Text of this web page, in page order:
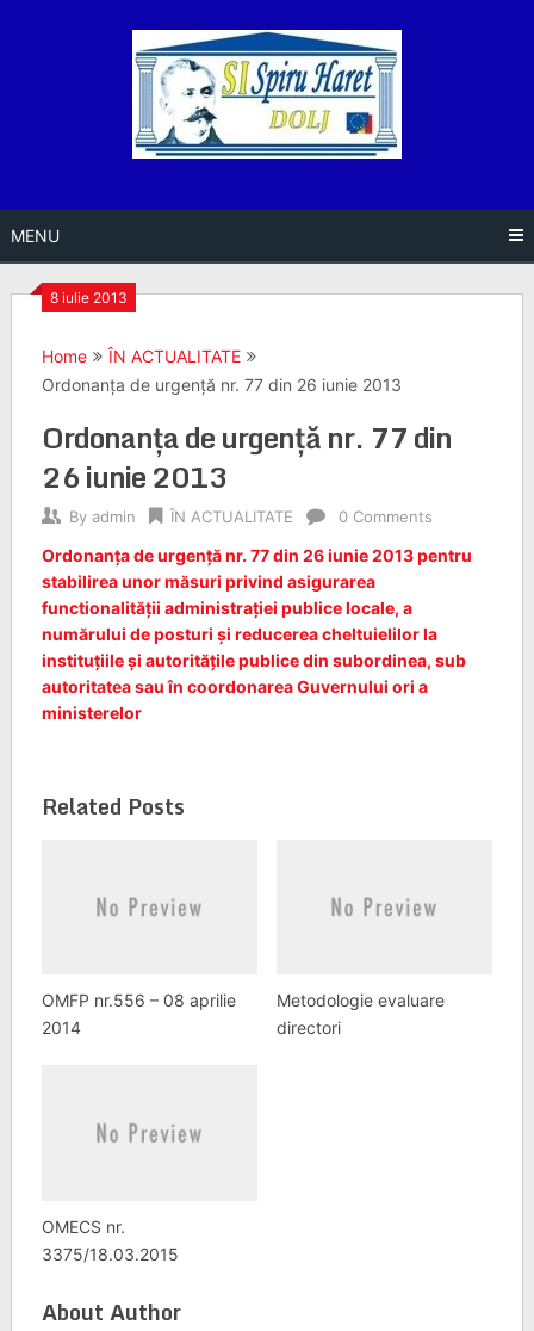
MENU
8 iulie 2013
Home
ÎN ACTUALITATE
Ordonanța de urgență nr. 77 din 26 iunie 2013
Ordonanța de urgență nr. 77 din
26 iunie 2013
By admin ÎN ACTUALITATE 0 Comments
Ordonanța de urgență nr. 77 din 26 iunie 2013 pentru
stabilirea unor măsuri privind asigurarea
functionalității administrației publice locale, a
numărului de posturi și reducerea cheltuielilor la
instituțiile și autoritățile publice din subordinea, sub
autoritatea sau în coordonarea Guvernului ori a
ministerelor
Related Posts
OMFP nr.556 – 08 aprilie
2014
Metodologie evaluare
directori
OMECS nr.
3375/18.03.2015
About Author